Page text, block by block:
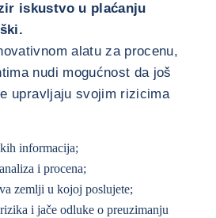
iskustvo u plaćanju
alatu za procenu,
nudi mogućnost da još
upravljaju svojim rizicima
informacija;
i procena;
zemlji u kojoj poslujete;
i jače odluke o preuzimanju